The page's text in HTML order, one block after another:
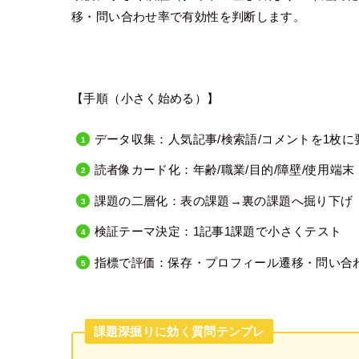
移・問い合わせ率で有効性を判断します。
【手順（小さく始める）】
データ収集：人気記事/検索語/コメントを1枚に
読者像カード化：年齢/職業/目的/障壁/使用端末
課題の二層化：表の課題→裏の課題へ掘り下げ
検証テーマ決定：1記事1課題で小さくテスト
指標で評価：保存・プロフィール遷移・問い合
課題深掘りに効く質問テンプレ